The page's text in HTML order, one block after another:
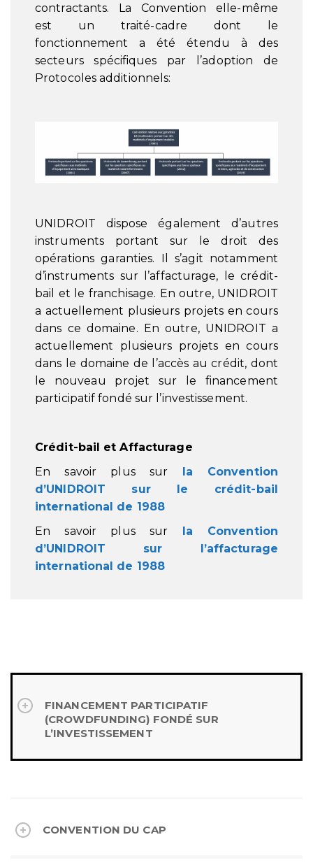
contractants. La Convention elle-même
est un traité-cadre dont le
fonctionnement a été étendu à des
secteurs spécifiques par l’adoption de
Protocoles additionnels:
UNIDROIT dispose également d’autres
instruments portant sur le droit des
opérations garanties. Il s’agit notamment
d’instruments sur l’affacturage, le crédit-
bail et le franchisage. En outre, UNIDROIT
a actuellement plusieurs projets en cours
dans ce domaine. En outre, UNIDROIT a
actuellement plusieurs projets en cours
dans le domaine de l’accès au crédit, dont
le nouveau projet sur le financement
participatif fondé sur l’investissement.
Crédit-bail et Affacturage
En savoir plus sur la Convention
d’UNIDROIT sur le crédit-bail
international de 1988
En savoir plus sur la Convention
d’UNIDROIT sur l’affacturage
international de 1988
FINANCEMENT PARTICIPATIF
(CROWDFUNDING) FONDÉ SUR
L’INVESTISSEMENT
CONVENTION DU CAP